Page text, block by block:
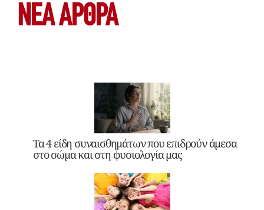
ΝΕΑ ΆΡΘΡΑ
Τα 4 είδη συναισθημάτων που επιδρούν άμεσα
στο σώμα και στη φυσιολογία μας